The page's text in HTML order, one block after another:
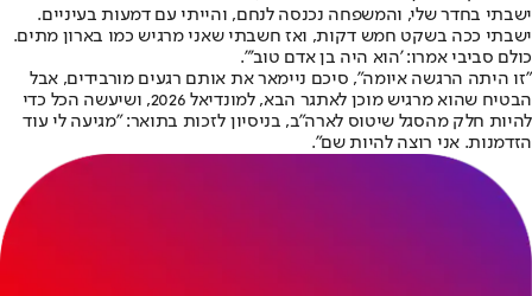
ישבתי בחדר שלי, והמשפחה נכנסה לנחם, והייתי עם דמעות בעיניים.
ישבתי ככה בשקט חמש דקות, ואז חשבתי שאני מרגיש כמו בארון מתים.
כולם סביבי אמרו: 'הוא היה בן אדם טוב'".
"זו היתה הרגשה איומה", סיכם ניימאר את אותם רגעים מורבידים, אבל
הבטיח שהוא מרגיש מוכן לאתגר הבא, למונדיאל 2026, ושיעשה הכל כדי
להיות חלק מהסגל שיטוס לארה"ב, בניסיון לזכות בתואר: "מגיעה לי עוד
הזדמנות. אני רוצה להיות שם".